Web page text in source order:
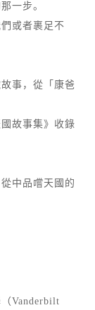
一步。
或者裹足不
事，從「康爸
故事集》收錄
中品嚐天國的
Vanderbilt